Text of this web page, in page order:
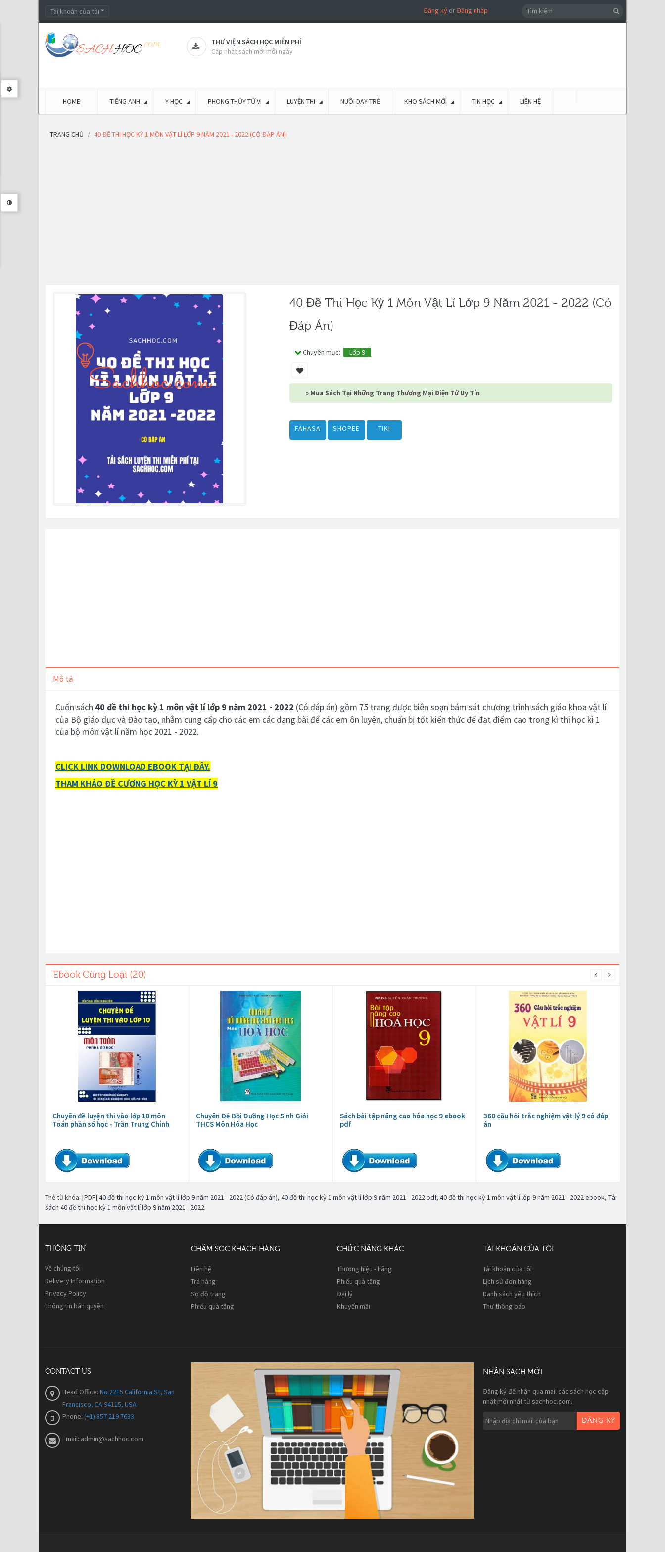
Tài khoản của tôi Đăng kýorĐăng nhập
THƯ VIỆN SÁCH HỌC MIỄN PHÍ
Cập nhật sách mới mỗi ngày
HOME TIẾNG ANH Y HỌC PHONG THỦY TỬ VI LUYỆN THI NUÔI DẠY TRẺ KHO SÁCH MỚI TIN HỌC LIÊN HỆ
TRANG CHỦ 40 ĐỀ THI HỌC KỲ 1 MÔN VẬT LÍ LỚP 9 NĂM 2021 - 2022 (CÓ ĐÁP ÁN)
40 Đề Thi Học Kỳ 1 Môn Vật Lí Lớp 9 Năm 2021 - 2022 (Có
Đáp Án)
Chuyên mục: Lớp 9
» Mua Sách Tại Những Trang Thương Mại Điện Tử Uy Tín
FAHASA SHOPEE TIKI
Mô tả
Cuốn sách 40 đề thi học kỳ 1 môn vật lí lớp 9 năm 2021 - 2022 (Có đáp án) gồm 75 trang được biên soạn bám sát chương trình sách giáo khoa vật lí
của Bộ giáo dục và Đào tạo, nhằm cung cấp cho các em các dạng bài để các em ôn luyện, chuẩn bị tốt kiến thức để đạt điểm cao trong kì thi học kì 1
của bộ môn vật lí năm học 2021 - 2022.
CLICK LINK DOWNLOAD EBOOK TẠI ĐÂY.
THAM KHẢO ĐỀ CƯƠNG HỌC KỲ 1 VẬT LÍ 9
Ebook Cùng Loại (20)
Chuyên đề luyện thi vào lớp 10 môn
Toán phần số học - Trần Trung Chính
Chuyên Đề Bồi Dưỡng Học Sinh Giỏi
THCS Môn Hóa Học
Sách bài tập nâng cao hóa học 9 ebook
pdf
360 câu hỏi trắc nghiệm vật lý 9 có đáp
án
Thẻ từ khóa: [PDF] 40 đề thi học kỳ 1 môn vật lí lớp 9 năm 2021 - 2022 (Có đáp án), 40 đề thi học kỳ 1 môn vật lí lớp 9 năm 2021 - 2022 pdf, 40 đề thi học kỳ 1 môn vật lí lớp 9 năm 2021 - 2022 ebook, Tải
sách 40 đề thi học kỳ 1 môn vật lí lớp 9 năm 2021 - 2022
THÔNG TIN
Về chúng tôi
Delivery Information
Privacy Policy
Thông tin bản quyền
CHĂM SÓC KHÁCH HÀNG
Liên hệ
Trả hàng
Sơ đồ trang
Phiếu quà tặng
CHỨC NĂNG KHÁC
Thương hiệu - hãng
Phiếu quà tặng
Đại lý
Khuyến mãi
TÀI KHOẢN CỦA TÔI
Tài khoản của tôi
Lịch sử đơn hàng
Danh sách yêu thích
Thư thông báo
CONTACT US
Head Office: No 2215 California St, San
Francisco, CA 94115, USA
Phone: (+1) 857 219 7633
Email: admin@sachhoc.com
NHẬN SÁCH MỚI
Đăng ký để nhận qua mail các sách học cập
nhật mới nhất từ sachhoc.com.
ĐĂNG KÝ